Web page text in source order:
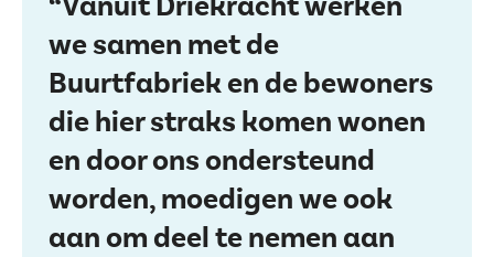
we samen met de
Buurtfabriek en de bewoners
die hier straks komen wonen
en door ons ondersteund
worden, moedigen we ook
aan om deel te nemen aan